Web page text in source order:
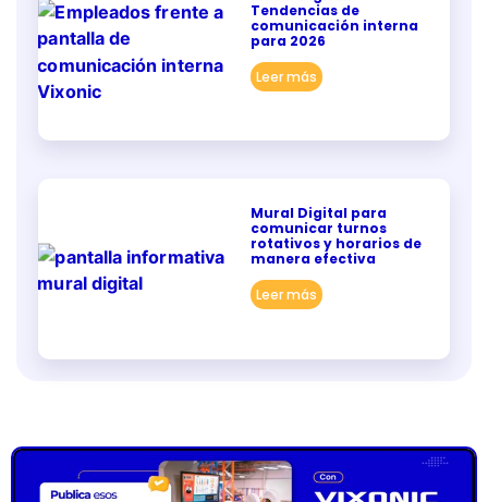
Tendencias de
comunicación interna
para 2026
Leer más
Mural Digital para
comunicar turnos
rotativos y horarios de
manera efectiva
Leer más